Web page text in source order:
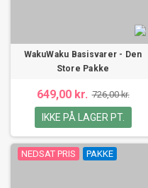
WakuWaku Basisvarer - Den
Store Pakke
649,00 kr. 726,00 kr.
IKKE PÅ LAGER PT.
NEDSAT PRIS PAKKE